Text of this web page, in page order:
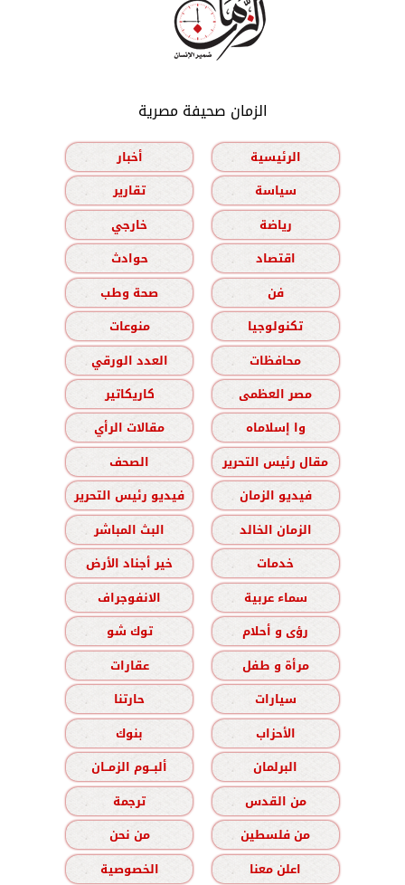
الزمان صحيفة مصرية
الرئيسية
أخبار
سياسة
تقارير
رياضة
خارجي
اقتصاد
حوادث
فن
صحة وطب
تكنولوجيا
منوعات
محافظات
العدد الورقي
مصر العظمى
كاريكاتير
وا إسلاماه
مقالات الرأي
مقال رئيس التحرير
الصحف
فيديو الزمان
فيديو رئيس التحرير
الزمان الخالد
البث المباشر
خدمات
خير أجناد الأرض
سماء عربية
الانفوجراف
رؤى و أحلام
توك شو
مرأة و طفل
عقارات
سيارات
حارتنا
الأحزاب
بنوك
البرلمان
ألبــوم الزمــان
من القدس
ترجمة
من فلسطين
من نحن
اعلن معنا
الخصوصية